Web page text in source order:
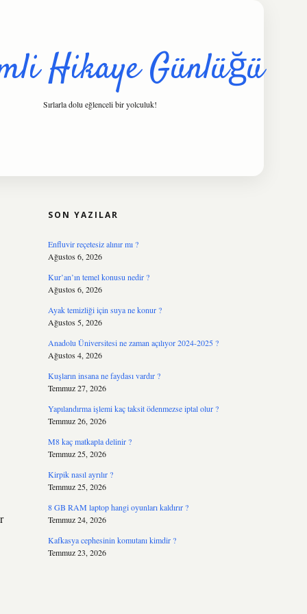
Hikaye Günlüğü
Sırlarla dolu eğlenceli bir yolculuk!
SON YAZILAR
Enfluvir reçetesiz alınır mı ?
Ağustos 6, 2026
Kur’an’ın temel konusu nedir ?
Ağustos 6, 2026
Ayak temizliği için suya ne konur ?
Ağustos 5, 2026
Anadolu Üniversitesi ne zaman açılıyor 2024-2025 ?
Ağustos 4, 2026
Kuşların insana ne faydası vardır ?
Temmuz 27, 2026
Yapılandırma işlemi kaç taksit ödenmezse iptal olur ?
Temmuz 26, 2026
M8 kaç matkapla delinir ?
Temmuz 25, 2026
Kirpik nasıl ayrılır ?
Temmuz 25, 2026
8 GB RAM laptop hangi oyunları kaldırır ?
Temmuz 24, 2026
Kafkasya cephesinin komutanı kimdir ?
Temmuz 23, 2026